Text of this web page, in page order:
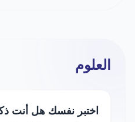
العلوم
اختبر نفسك هل أنت